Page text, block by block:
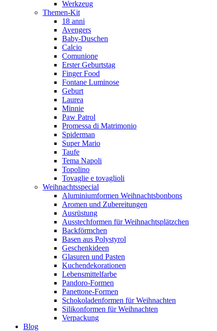
Werkzeug
Themen-Kit
18 anni
Avengers
Baby-Duschen
Calcio
Comunione
Erster Geburtstag
Finger Food
Fontane Luminose
Geburt
Laurea
Minnie
Paw Patrol
Promessa di Matrimonio
Spiderman
Super Mario
Taufe
Tema Napoli
Topolino
Tovaglie e tovaglioli
Weihnachtsspecial
Aluminiumformen Weihnachtsbonbons
Aromen und Zubereitungen
Ausrüstung
Ausstechformen für Weihnachtsplätzchen
Backförmchen
Basen aus Polystyrol
Geschenkideen
Glasuren und Pasten
Kuchendekorationen
Lebensmittelfarbe
Pandoro-Formen
Panettone-Formen
Schokoladenformen für Weihnachten
Silikonformen für Weihnachten
Verpackung
Blog